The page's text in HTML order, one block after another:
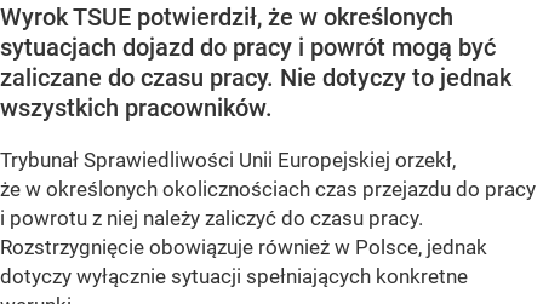
Wyrok TSUE potwierdził, że w określonych
sytuacjach dojazd do pracy i powrót mogą być
zaliczane do czasu pracy. Nie dotyczy to jednak
wszystkich pracowników.
Trybunał Sprawiedliwości Unii Europejskiej orzekł,
że w określonych okolicznościach czas przejazdu do pracy
i powrotu z niej należy zaliczyć do czasu pracy.
Rozstrzygnięcie obowiązuje również w Polsce, jednak
dotyczy wyłącznie sytuacji spełniających konkretne